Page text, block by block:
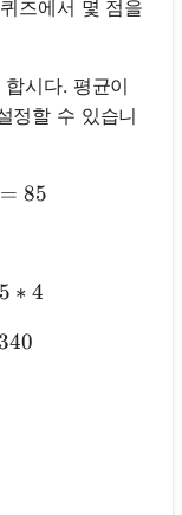
즈에서 몇 점을
시다. 평균이
정할 수 있습니
+ 90 + x) / 4 =
= 85
90 + x = 85 * 4
∗ 4
90 + x = 340
340